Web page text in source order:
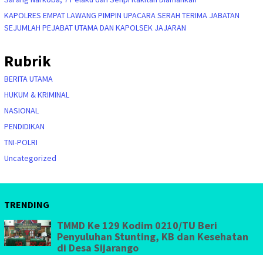
KAPOLRES EMPAT LAWANG PIMPIN UPACARA SERAH TERIMA JABATAN
SEJUMLAH PEJABAT UTAMA DAN KAPOLSEK JAJARAN
Rubrik
BERITA UTAMA
HUKUM & KRIMINAL
NASIONAL
PENDIDIKAN
TNI-POLRI
Uncategorized
TRENDING
TMMD Ke 129 Kodim 0210/TU Beri
Penyuluhan Stunting, KB dan Kesehatan
di Desa Sijarango